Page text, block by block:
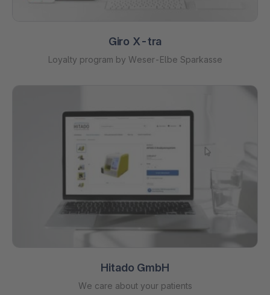
Giro X-tra
Loyalty program by Weser-Elbe Sparkasse
Hitado GmbH
We care about your patients